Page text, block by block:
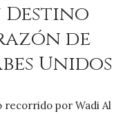
Destino
de
Unidos
recorrido por Wadi Al